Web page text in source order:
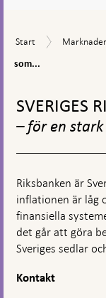
Start
Start Marknader
Marknader
som...
toppnavigation
SVERIGES
– för en
Riksbanken är
inflationen är låg
finansiella
det går att göra
Sveriges sedlar
Kontakt